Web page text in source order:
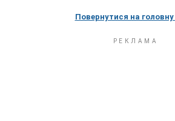
Повернутися на головну